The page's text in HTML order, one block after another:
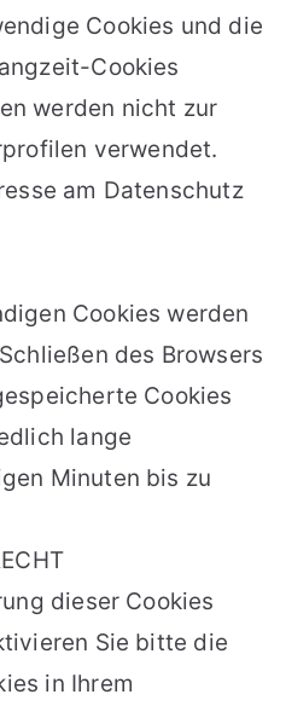
Cookies und die
Cookies
werden nicht zur
verwendet.
am Datenschutz
Cookies werden
des Browsers
Cookies
lange
Minuten bis zu
dieser Cookies
Sie bitte die
in Ihrem